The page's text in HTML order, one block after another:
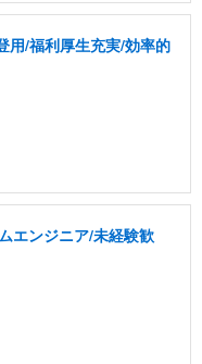
用/福利厚生充実/効率的
エンジニア/未経験歓